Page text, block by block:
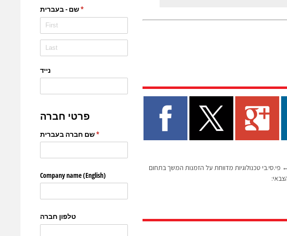
פי.סי.בי טכנולוגיות מדווחת על הזמנות המשך בתחום